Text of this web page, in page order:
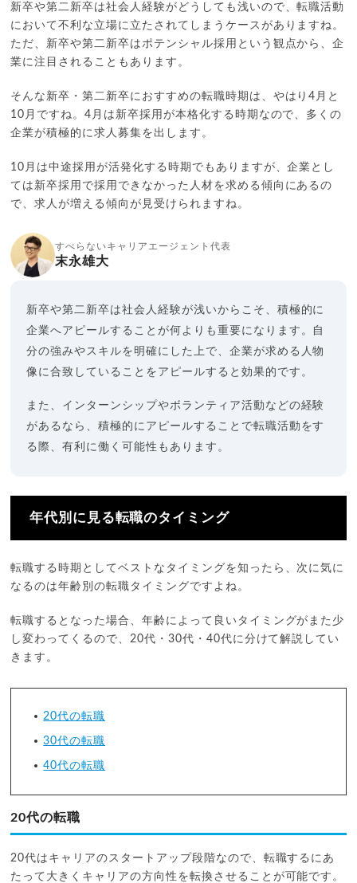
新卒や第二新卒は社会人経験がどうしても浅いので、転職活動
において不利な立場に立たされてしまうケースがありますね。
ただ、新卒や第二新卒はポテンシャル採用という観点から、企
業に注目されることもあります。
そんな新卒・第二新卒におすすめの転職時期は、やはり4月と
10月ですね。4月は新卒採用が本格化する時期なので、多くの
企業が積極的に求人募集を出します。
10月は中途採用が活発化する時期でもありますが、企業とし
ては新卒採用で採用できなかった人材を求める傾向にあるの
で、求人が増える傾向が見受けられますね。
すべらないキャリアエージェント代表
末永雄大
新卒や第二新卒は社会人経験が浅いからこそ、積極的に
企業へアピールすることが何よりも重要になります。自
分の強みやスキルを明確にした上で、企業が求める人物
像に合致していることをアピールすると効果的です。
また、インターンシップやボランティア活動などの経験
があるなら、積極的にアピールすることで転職活動をす
る際、有利に働く可能性もあります。
年代別に見る転職のタイミング
転職する時期としてベストなタイミングを知ったら、次に気に
なるのは年齢別の転職タイミングですよね。
転職するとなった場合、年齢によって良いタイミングがまた少
し変わってくるので、20代・30代・40代に分けて解説してい
きます。
20代の転職
30代の転職
40代の転職
20代の転職
20代はキャリアのスタートアップ段階なので、転職するにあ
たって大きくキャリアの方向性を転換させることが可能です。